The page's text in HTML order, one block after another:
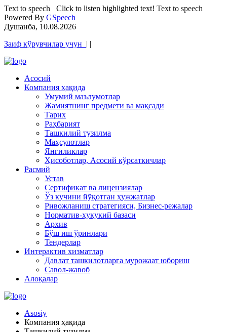
Text to speech Click to listen highlighted text! Text to speech
Powered By GSpeech
Душанба, 10.08.2026
Заиф кўрувчилар учун | |
Асосий
Компания ҳақида
Умумий маълумотлар
Жамиятнинг предмети ва мақсади
Тарих
Раҳбарият
Ташкилий тузилма
Маҳсулотлар
Янгиликлар
Ҳисоботлар, Асосий кўрсаткичлар
Расмий
Устав
Сертификат ва лицензиялар
Ўз кучини йўқотган ҳужжатлар
Ривожланиш стратегияси, Бизнес-режалар
Норматив-ҳуқукий базаси
Архив
Бўш иш ўринлари
Тендерлар
Интерактив хизматлар
Давлат ташкилотларга мурожаат юбориш
Савол-жавоб
Алоқалар
Asosiy
Компания ҳақида